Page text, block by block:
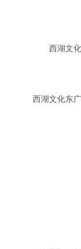
西湖文
西湖文化东